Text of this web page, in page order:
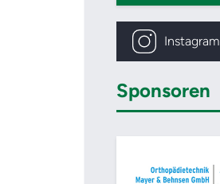
Instagram
Sponsoren